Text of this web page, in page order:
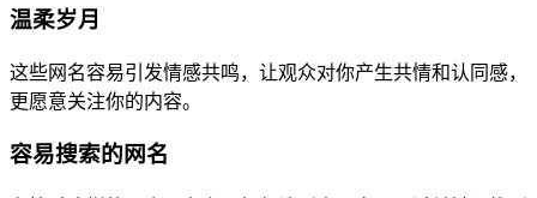
温柔岁月
这些网名容易引发情感共鸣，让观众对你产生共情和认同感，
更愿意关注你的内容。
容易搜索的网名